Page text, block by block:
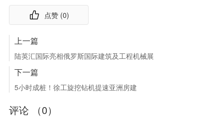
点赞 (0)
上一篇
陆英汇国际亮相俄罗斯国际建筑及工程机械展
下一篇
5小时成桩！徐工旋挖钻机提速亚洲房建
评论 （0）